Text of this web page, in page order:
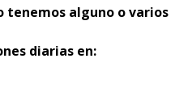
tenemos alguno o varios
diarias en: